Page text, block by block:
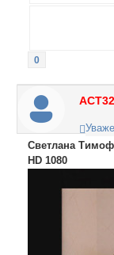
0
Светлана
HD 1080